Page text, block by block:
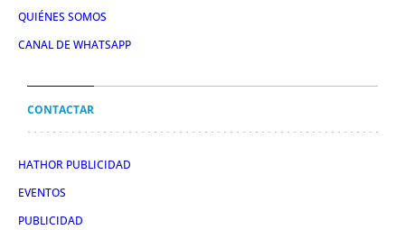
QUIÉNES SOMOS
CANAL DE WHATSAPP
CONTACTAR
HATHOR PUBLICIDAD
EVENTOS
PUBLICIDAD